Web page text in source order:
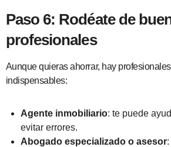
Paso 6: Rodéate de
profesionales
Aunque quieras ahorrar, hay
indispensables:
Agente inmobiliario: te puede
evitar errores.
Abogado especializado o asesor